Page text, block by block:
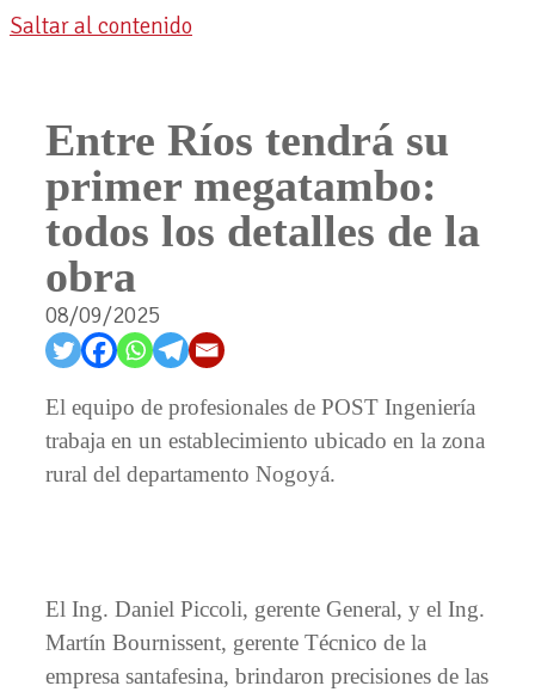
Saltar al contenido
Entre Ríos tendrá su
primer megatambo:
todos los detalles de la
obra
08/09/2025
El equipo de profesionales de POST Ingeniería
trabaja en un establecimiento ubicado en la zona
rural del departamento Nogoyá.
El Ing. Daniel Piccoli, gerente General, y el Ing.
Martín Bournissent, gerente Técnico de la
empresa santafesina, brindaron precisiones de las